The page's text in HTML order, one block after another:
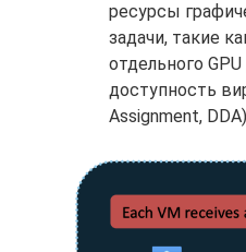
ресурсы
задачи, такие
отдельного
доступность
Assignment,